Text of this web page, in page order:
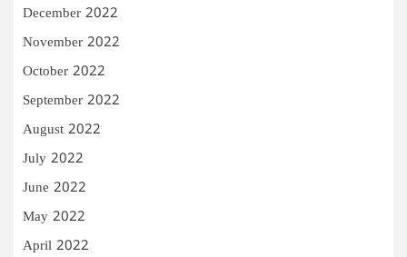
December 2022
November 2022
October 2022
September 2022
August 2022
July 2022
June 2022
May 2022
April 2022